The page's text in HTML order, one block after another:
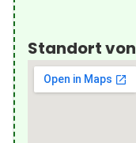
Standort